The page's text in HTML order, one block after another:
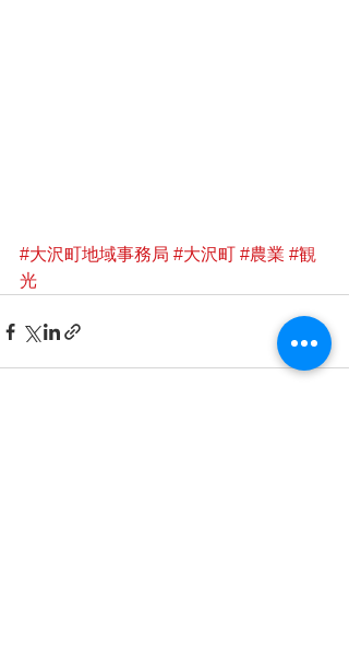
#大沢町地域事務局 #大沢町 #農業 #観
光